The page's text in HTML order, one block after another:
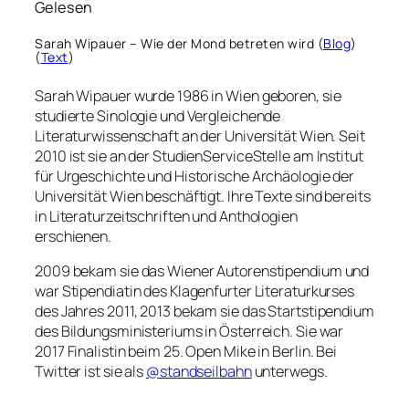
Gelesen
Sarah Wipauer – Wie der Mond betreten wird (Blog)
(Text)
Sarah Wipauer wurde 1986 in Wien geboren, sie
studierte Sinologie und Vergleichende
Literaturwissenschaft an der Universität Wien. Seit
2010 ist sie an der StudienServiceStelle am Institut
für Urgeschichte und Historische Archäologie der
Universität Wien beschäftigt. Ihre Texte sind bereits
in Literaturzeitschriften und Anthologien
erschienen.
2009 bekam sie das Wiener Autorenstipendium und
war Stipendiatin des Klagenfurter Literaturkurses
des Jahres 2011, 2013 bekam sie das Startstipendium
des Bildungsministeriums in Österreich. Sie war
2017 Finalistin beim 25. Open Mike in Berlin. Bei
Twitter ist sie als@standseilbahnunterwegs.